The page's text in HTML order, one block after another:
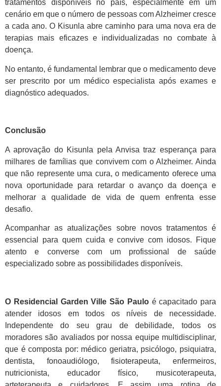
tratamentos disponíveis no país, especialmente em um
cenário em que o número de pessoas com Alzheimer cresce
a cada ano. O Kisunla abre caminho para uma nova era de
terapias mais eficazes e individualizadas no combate à
doença.
No entanto, é fundamental lembrar que o medicamento deve
ser prescrito por um médico especialista após exames e
diagnóstico adequados.
Conclusão
A aprovação do Kisunla pela Anvisa traz esperança para
milhares de famílias que convivem com o Alzheimer. Ainda
que não represente uma cura, o medicamento oferece uma
nova oportunidade para retardar o avanço da doença e
melhorar a qualidade de vida de quem enfrenta esse
desafio.
Acompanhar as atualizações sobre novos tratamentos é
essencial para quem cuida e convive com idosos. Fique
atento e converse com um profissional de saúde
especializado sobre as possibilidades disponíveis.
O Residencial Garden Ville São Pauloé capacitado para
atender idosos em todos os níveis de necessidade.
Independente do seu grau de debilidade, todos os
moradores são avaliados por nossa equipe multidisciplinar,
que é composta por: médico geriatra, psicólogo, psiquiatra,
dentista, fonoaudiólogo, fisioterapeuta, enfermeiros,
nutricionista, educador físico, musicoterapeuta,